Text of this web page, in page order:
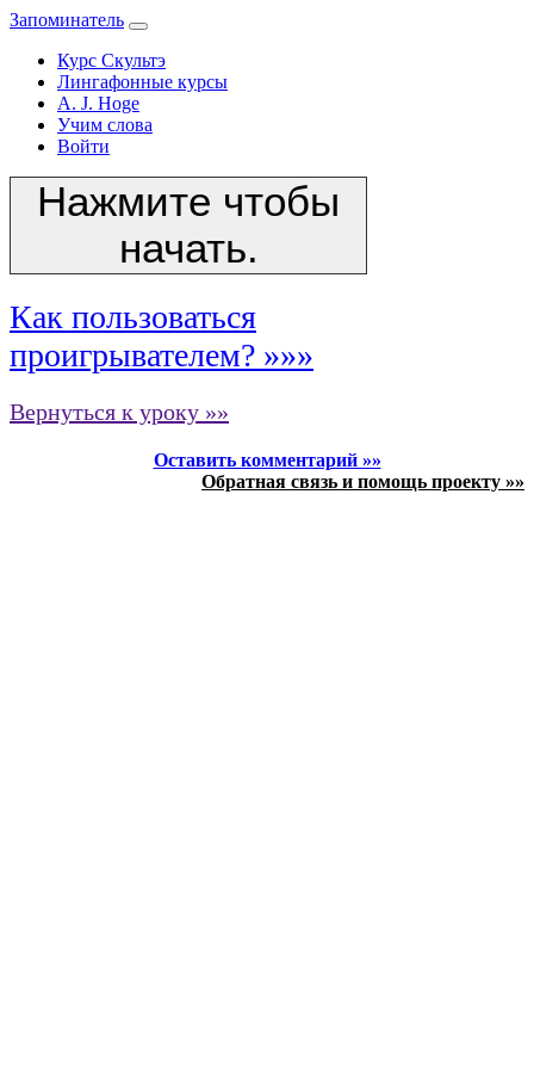
Запоминатель
Курс Скультэ
Лингафонные курсы
A. J. Hoge
Учим слова
Войти
Нажмите чтобы
начать.
Как пользоваться
проигрывателем? »»»
Вернуться к уроку »»
Оставить комментарий »»
Обратная связь и помощь проекту »»